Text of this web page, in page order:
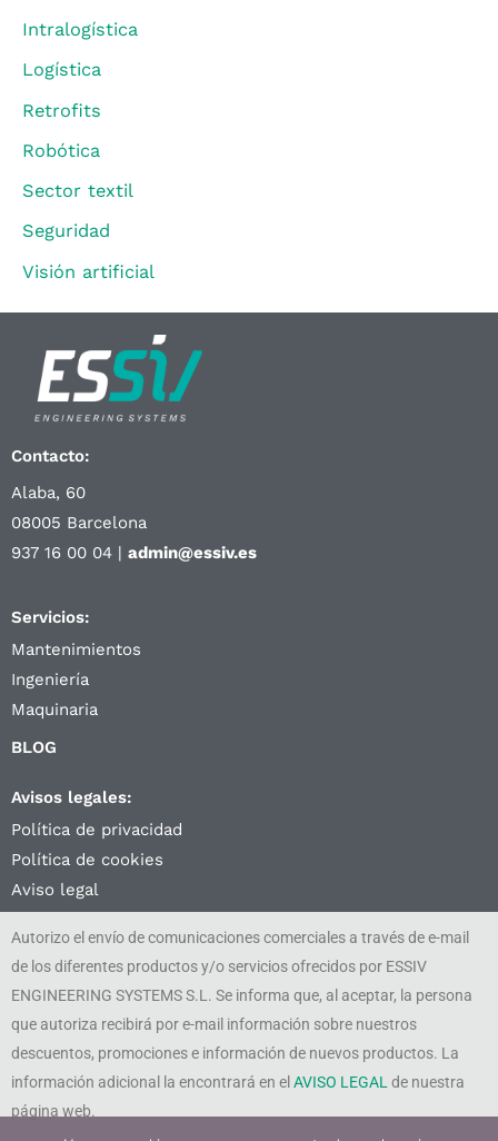
Intralogística
Logística
Retrofits
Robótica
Sector textil
Seguridad
Visión artificial
Contacto:
Alaba, 60
08005 Barcelona
937 16 00 04 | admin@essiv.es
Servicios:
Mantenimientos
Ingeniería
Maquinaria
BLOG
Avisos legales:
Política de privacidad
Política de cookies
Aviso legal
Autorizo el envío de comunicaciones comerciales a través de e-mail
de los diferentes productos y/o servicios ofrecidos por ESSIV
ENGINEERING SYSTEMS S.L. Se informa que, al aceptar, la persona
que autoriza recibirá por e-mail información sobre nuestros
descuentos, promociones e información de nuevos productos. La
información adicional la encontrará en el AVISO LEGAL de nuestra
página web.